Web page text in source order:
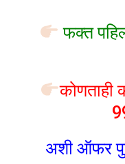
फक्त
कोणताही
अशी ऑफर